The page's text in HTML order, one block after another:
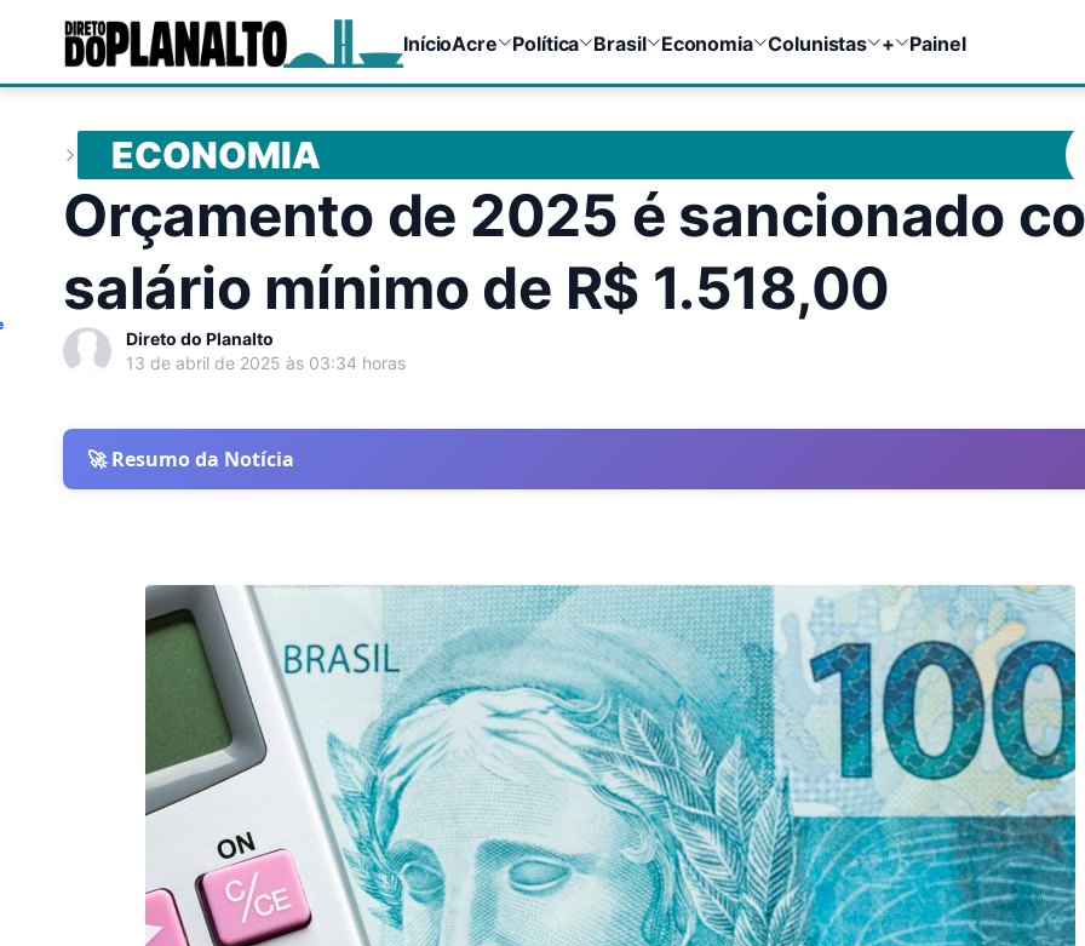
InícioAcre Política Brasil Economia Colunistas + Painel
ECONOMIA
Orçamento de 2025 é sancionado
salário mínimo de R$ 1.518,00
Direto do Planalto
13 de abril de 2025 às 03:34 horas
🚀 Resumo da Notícia